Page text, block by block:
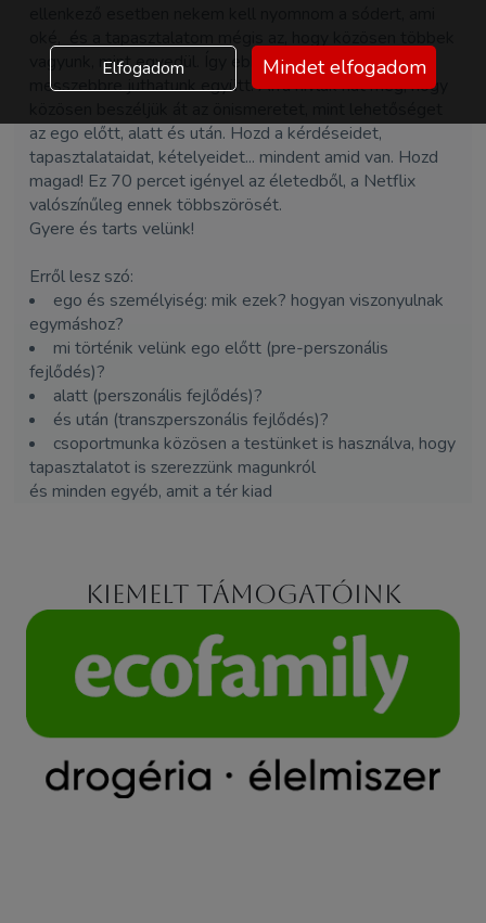
vagyunk, mint egyedül. Így ebben a témában is
messzebbre juthatunk együtt. Arra hívlak hát meg, hogy
az ego előtt, alatt és után. Hozd a kérdéseidet,
tapasztalataidat, kételyeidet... mindent amid van. Hozd
magad! Ez 70 percet igényel az életedből, a Netflix
valószínűleg ennek többszörösét.
Gyere és tarts velünk!
Erről lesz szó:
ego és személyiség: mik ezek? hogyan viszonyulnak
egymáshoz?
mi történik velünk ego előtt (pre-perszonális
fejlődés)?
alatt (perszonális fejlődés)?
és után (transzperszonális fejlődés)?
csoportmunka közösen a testünket is használva, hogy
tapasztalatot is szerezzünk magunkról
és minden egyéb, amit a tér kiad
Kiemelt támogatóink
Elfogadom Mindet elfogadom